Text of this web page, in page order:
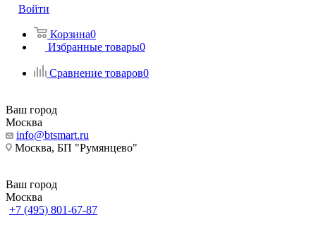
Войти
Корзина0
Избранные товары0
Сравнение товаров0
Ваш город
Москва
info@btsmart.ru
Москва, БП "Румянцево"
Ваш город
Москва
+7 (495) 801-67-87